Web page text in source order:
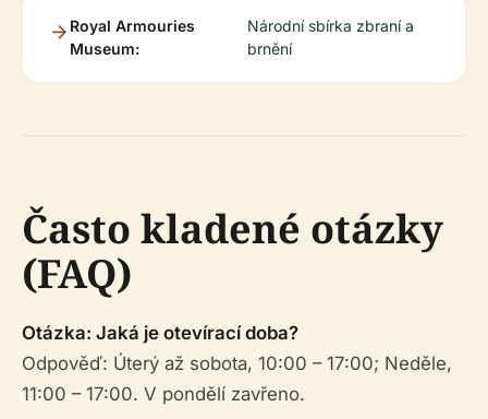
Royal Armouries
Museum:
Národní sbírka zbraní a
brnění
Často kladené otázky
(FAQ)
Otázka: Jaká je otevírací doba?
Odpověď: Úterý až sobota, 10:00 – 17:00; Neděle,
11:00 – 17:00. V pondělí zavřeno.